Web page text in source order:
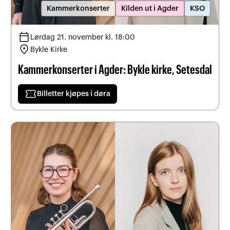
Kammerkonserter Kilden ut i Agder KSO
calendar_today Lørdag 21. november kl. 18:00
location_on Bykle Kirke
Kammerkonserter i Agder: Bykle kirke, Setesdal
confirmation_number Billetter kjøpes i døra